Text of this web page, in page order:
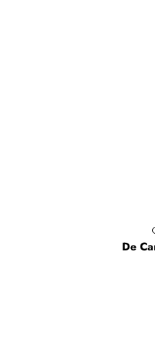
De